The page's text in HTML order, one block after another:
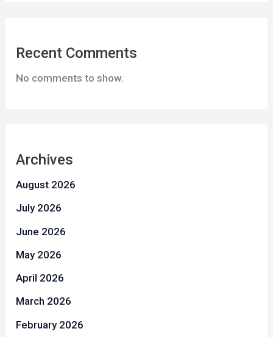
Recent Comments
No comments to show.
Archives
August 2026
July 2026
June 2026
May 2026
April 2026
March 2026
February 2026